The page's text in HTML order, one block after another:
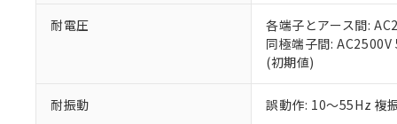
耐電圧
各端子とアース間:
同極端子間:
(初期値)
耐振動 誤動作: 10～55Hz 複